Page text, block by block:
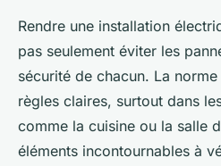
Rendre une installation
pas seulement éviter les
sécurité de chacun. La norme
règles claires, surtout dans
comme la cuisine ou la salle
éléments incontournables à